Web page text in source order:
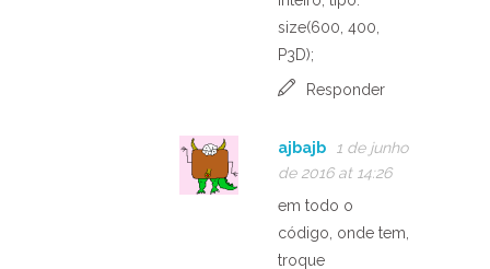
size(600, 400,
P3D);
Responder
ajbajb
1 de junho
de 2016 at 14:26
em todo o
código, onde tem,
troque